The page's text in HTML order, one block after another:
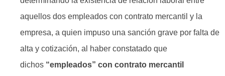
aquellos dos empleados con contrato mercantil y la
empresa, a quien impuso una sanción grave por falta de
alta y cotización, al haber constatado que
dichos “empleados” con contrato mercantil